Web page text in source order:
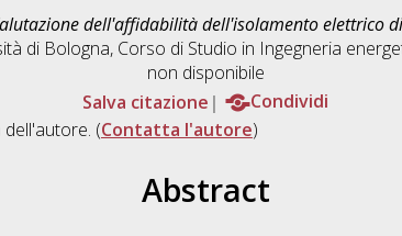
dell'affidabilità dell'isolamento elettrico
di Bologna, Corso di Studio in Ingegneria
non disponibile
Salva citazione
Condividi
(Contatta l'autore)
Abstract